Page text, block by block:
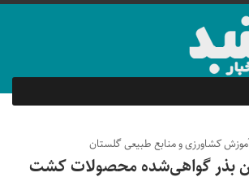
کشاورزی و منابع طبیعی گلستان
هزار تن بذر گواهی‌شده محصولات کشت